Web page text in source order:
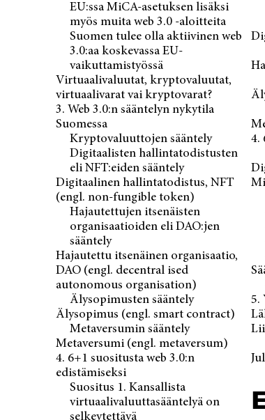
EU:ssa MiCA-asetuk­sen lisäksi
myös muita web 3.0 -aloitteita
Suomen tulee olla aktiivinen web
3.0:aa koskevassa EU-
vaikuttamistyössä
Virtuaalivaluutat, kryptovaluutat,
virtuaalivarat vai kryptovarat?
3. Web 3.0:n sääntelyn nykytila
Suomessa
Kryptovaluuttojen sääntely
Digitaalisten hallintatodistusten
eli NFT:eiden sääntely
Digitaalinen hallintatodistus, NFT
(engl. non-fungible token)
Hajautettujen itsenäisten
organisaatioiden eli DAO:jen
sääntely
Hajautettu itsenäinen organisaatio,
DAO (engl. decentral ised
autonomous organisation)
Älysopimusten sääntely
Älysopimus (engl. smart contract)
Metaversumin sääntely
Metaversumi (engl. metaversum)
4. 6+1 suositusta web 3.0:n
edistämiseksi
Suositus 1. Kansallista
virtuaalivaluuttasääntelyä on
selkeytettävä
4.
5.